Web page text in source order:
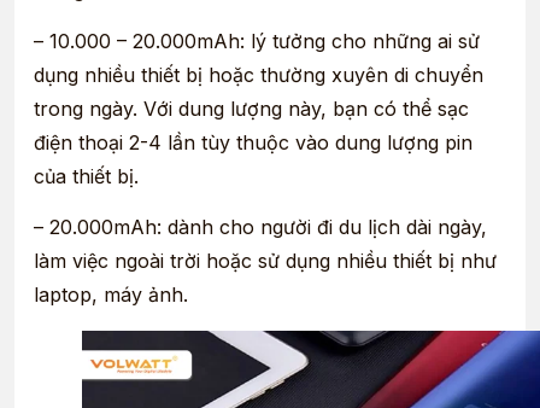
– 10.000 – 20.000mAh: lý tưởng cho những ai sử
dụng nhiều thiết bị hoặc thường xuyên di chuyển
trong ngày. Với dung lượng này, bạn có thể sạc
điện thoại 2-4 lần tùy thuộc vào dung lượng pin
của thiết bị.
– 20.000mAh: dành cho người đi du lịch dài ngày,
làm việc ngoài trời hoặc sử dụng nhiều thiết bị như
laptop, máy ảnh.